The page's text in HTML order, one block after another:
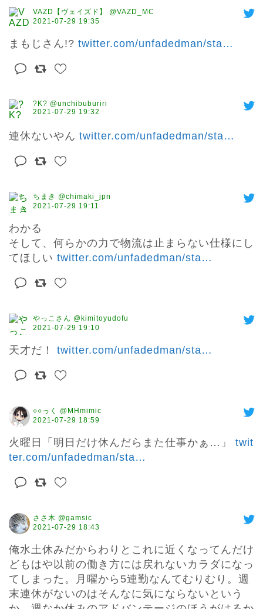
VAZD【ヴェイズド】 @VAZD_MC
2021-07-29 19:35
まもじさん!? twitter.com/unfadedman/sta…
?K? @unchibuburiri
2021-07-29 19:32
連休ないやん twitter.com/unfadedman/sta…
ちまき @chimaki_jpn
2021-07-29 19:11
わかる
そして、何らかの力で物流は止まらない仕様にし
てほしい twitter.com/unfadedman/sta…
やっこさん @kimitoyudofu
2021-07-29 19:10
天才だ！ twitter.com/unfadedman/sta…
○○っく @MHmimic
2021-07-29 18:59
火曜日「明日だけ休んだらまた仕事かぁ…」 twit
ter.com/unfadedman/sta…
ささ木 @gamsic
2021-07-29 18:43
俺水土休みだからわりとこれに近くなってんだけ
どもはや以前の働き方には戻れないカラダになっ
てしまった。月曜から5連勤なんてむりむり。週
末連休がないのはそんなに気にならないという